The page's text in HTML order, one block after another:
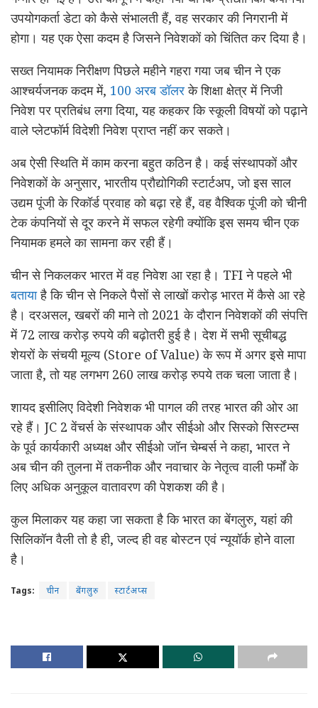
उपयोगकर्ता डेटा को कैसे संभालती हैं, वह सरकार की निगरानी में
होगा। यह एक ऐसा कदम है जिसने निवेशकों को चिंतित कर दिया है।
सख्त नियामक निरीक्षण पिछले महीने गहरा गया जब चीन ने एक
आश्चर्यजनक कदम में, 100 अरब डॉलरके शिक्षा क्षेत्र में निजी
निवेश पर प्रतिबंध लगा दिया, यह कहकर कि स्कूली विषयों को पढ़ाने
वाले प्लेटफॉर्म विदेशी निवेश प्राप्त नहीं कर सकते।
अब ऐसी स्थिति में काम करना बहुत कठिन है। कई संस्थापकों और
निवेशकों के अनुसार, भारतीय प्रौद्योगिकी स्टार्टअप, जो इस साल
उद्यम पूंजी के रिकॉर्ड प्रवाह को बढ़ा रहे हैं, वह वैश्विक पूंजी को चीनी
टेक कंपनियों से दूर करने में सफल रहेगी क्योंकि इस समय चीन एक
नियामक हमले का सामना कर रही हैं।
चीन से निकलकर भारत में वह निवेश आ रहा है। TFI ने पहले भी
बतायाहै कि चीन से निकले पैसों से लाखों करोड़ भारत में कैसे आ रहे
है। दरअसल, खबरों की माने तो 2021 के दौरान निवेशकों की संपत्ति
में 72 लाख करोड़ रुपये की बढ़ोतरी हुई है। देश में सभी सूचीबद्ध
शेयरों के संचयी मूल्य (Store of Value) के रूप में अगर इसे मापा
जाता है, तो यह लगभग 260 लाख करोड़ रुपये तक चला जाता है।
शायद इसीलिए विदेशी निवेशक भी पागल की तरह भारत की ओर आ
रहे हैं। JC 2 वेंचर्स के संस्थापक और सीईओ और सिस्को सिस्टम्स
के पूर्व कार्यकारी अध्यक्ष और सीईओ जॉन चेम्बर्स ने कहा, भारत ने
अब चीन की तुलना में तकनीक और नवाचार के नेतृत्व वाली फर्मों के
लिए अधिक अनुकूल वातावरण की पेशकश की है।
कुल मिलाकर यह कहा जा सकता है कि भारत का बेंगलुरु, यहां की
सिलिकॉन वैली तो है ही, जल्द ही वह बोस्टन एवं न्यूयॉर्क होने वाला
है।
Tags: चीन बेंगलुरु स्टार्टअप्स